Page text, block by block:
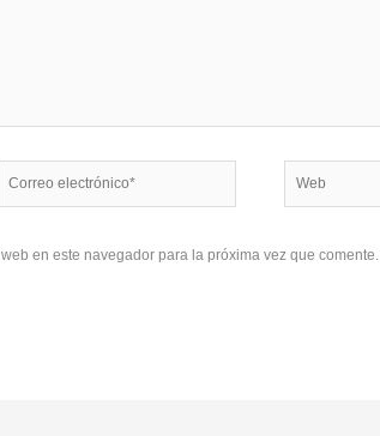
electrónico*
en este navegador para la próxima vez que comente.